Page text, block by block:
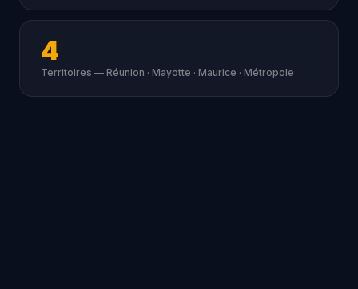
4
Territoires — Réunion · Mayotte · Maurice · Métropole